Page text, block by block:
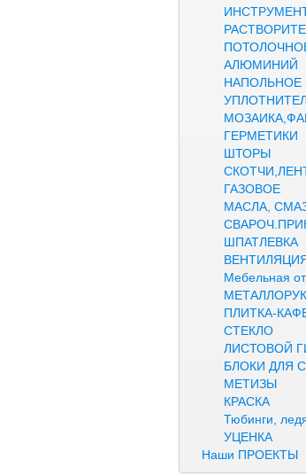
АЛЮМИНИЙ
НАПОЛЬНОЕ
ГЕРМЕТИКИ
ШТОРЫ
ГАЗОВОЕ
МАСЛА,
ШПАТЛЕВКА
Мебельная
ПЛИТКА-
СТЕКЛО
ЛИСТОВОЙ
БЛОКИ ДЛЯ
МЕТИЗЫ
КРАСКА
Тюбинги,
УЦЕНКА
Наши ПРОЕКТЫ